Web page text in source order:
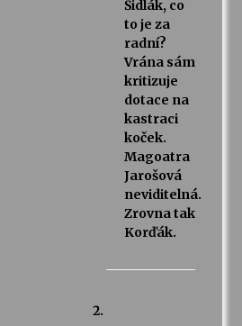
Šidlák, co
to je za
radní?
Vrána sám
kritizuje
dotace na
kastraci
koček.
Magoatra
Jarošová
neviditelná.
Zrovna tak
Korďák.